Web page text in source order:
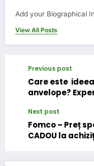
Add your Biographical
View All Posts
Previous post
Care este
anvelope?
TPMS.
Next post
Fomco – Preț
CADOU la